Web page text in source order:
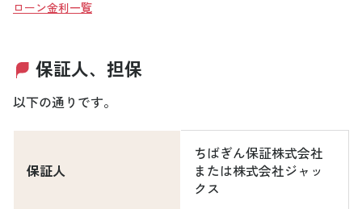
ローン金利一覧
保証人、担保
以下の通りです。
保証人
ちばぎん保証株式会社
または株式会社ジャッ
クス